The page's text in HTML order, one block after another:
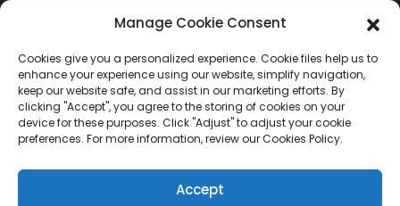
ventes@rfrid.com
Adresse:
10e bâtiment, base d'innovation, district d'innovation
scientifique, ville de MianYang, Sichuan, Chine 621000
Manage Cookie Consent
Cookies give you a personalized experience. Cookie files help us to
enhance your experience using our website, simplify navigation,
keep our website safe, and assist in our marketing efforts. By
clicking "Accept", you agree to the storing of cookies on your
device for these purposes. Click "Adjust" to adjust your cookie
preferences. For more information, review our Cookies Policy.
Accept